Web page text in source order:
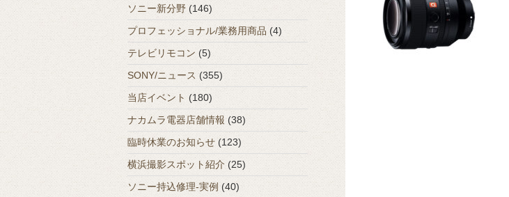
ソニー新分野 (146)
プロフェッショナル/業務用商品 (4)
テレビリモコン (5)
SONY/ニュース (355)
当店イベント (180)
ナカムラ電器店舗情報 (38)
臨時休業のお知らせ (123)
横浜撮影スポット紹介 (25)
ソニー持込修理-実例 (40)